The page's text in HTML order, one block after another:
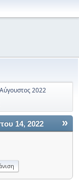
Αύγουστος 2022
»
14, 2022